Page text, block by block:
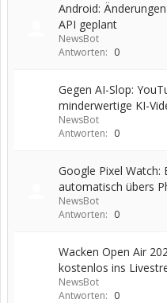
Android:
API geplant
NewsBot
Antworten: 0
Gegen AI-Slop:
minderwertige KI-
NewsBot
Antworten: 0
Google Pixel
automatisch übers
NewsBot
Antworten: 0
Wacken Open Air
kostenlos ins
NewsBot
Antworten: 0